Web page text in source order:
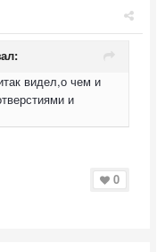
видел,о чем и
и
0